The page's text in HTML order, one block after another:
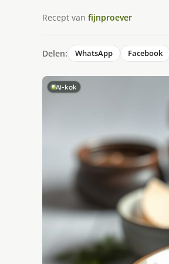
Recept van fijnproever
Delen: WhatsApp Facebook
AI-kok